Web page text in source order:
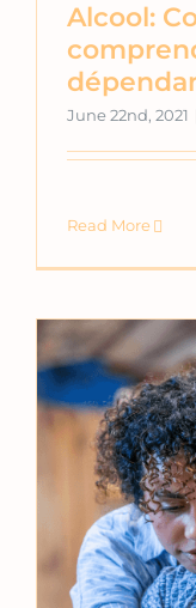
Alcool:
June 22nd, 2021
Read More